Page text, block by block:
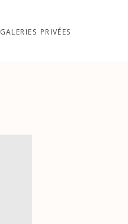
GALERIES PRIVÉES